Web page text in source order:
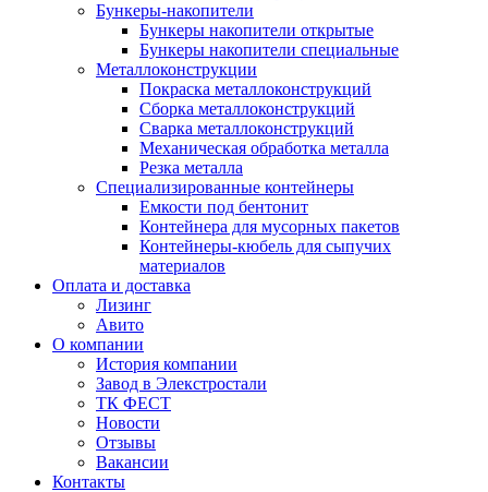
Бункеры-накопители
Бункеры накопители открытые
Бункеры накопители специальные
Металлоконструкции
Покраска металлоконструкций
Сборка металлоконструкций
Сварка металлоконструкций
Механическая обработка металла
Резка металла
Специализированные контейнеры
Емкости под бентонит
Контейнера для мусорных пакетов
Контейнеры-кюбель для сыпучих
материалов
Оплата и доставка
Лизинг
Авито
О компании
История компании
Завод в Элекстростали
ТК ФЕСТ
Новости
Отзывы
Вакансии
Контакты